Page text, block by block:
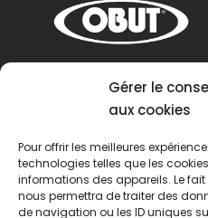
Gérer le
aux cookies
Pour offrir les meilleures
technologies telles que les
informations des appareils. Le
nous permettra de traiter des
de navigation ou les ID uniques